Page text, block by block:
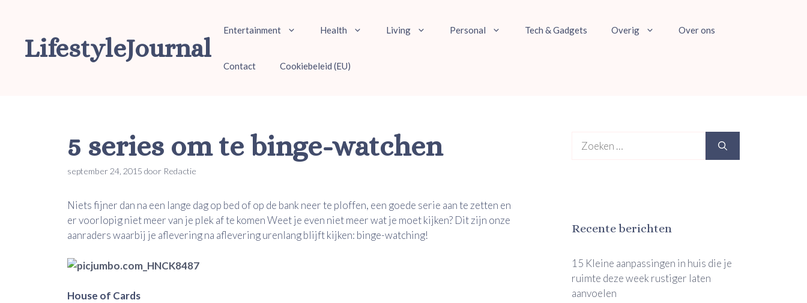
inhoudLifestyleJournal
Entertainment Health Living Personal Tech & Gadgets Overig Over ons
Contact Cookiebeleid (EU)
5 series om te binge-watchen
september 24, 2015 door Redactie
Niets fijner dan na een lange dag op bed of op de bank neer te ploffen, een goede serie aan te zetten en
er voorlopig niet meer van je plek af te komen Weet je even niet meer wat je moet kijken? Dit zijn onze
aanraders waarbij je aflevering na aflevering urenlang blijft kijken: binge-watching!
House of Cards
naar:
Recente berichten
15 Kleine aanpassingen in huis die je
ruimte deze week rustiger laten
aanvoelen